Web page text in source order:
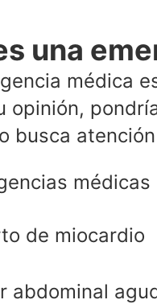
una
médica
opinión,
busca
de miocardio
abdominal